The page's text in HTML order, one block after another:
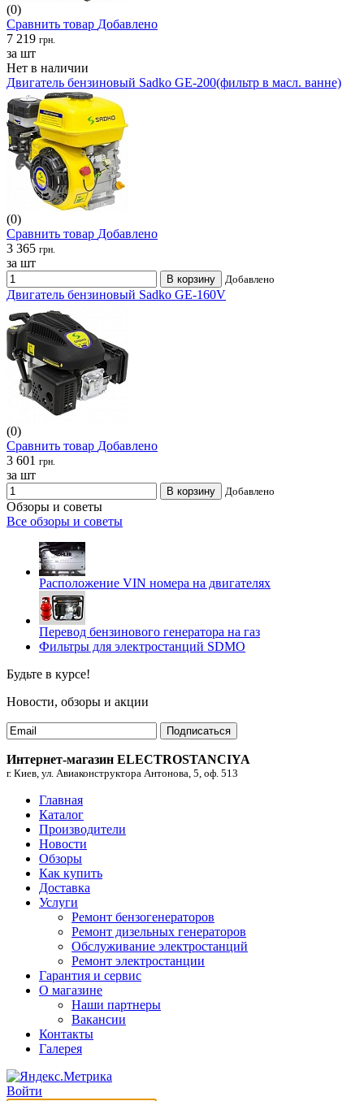
(0)
Сравнить товар Добавлено
7 219 грн.
за шт
Нет в наличии
Двигатель бензиновый Sadko GE-200(фильтр в масл. ванне)
(0)
Сравнить товар Добавлено
3 365 грн.
за шт
В корзину Добавлено
Двигатель бензиновый Sadko GE-160V
(0)
Сравнить товар Добавлено
3 601 грн.
за шт
В корзину Добавлено
Обзоры и советы
Все обзоры и советы
Расположение VIN номера на двигателях
Перевод бензинового генератора на газ
Фильтры для электростанций SDMO
Будьте в курсе!
Новости, обзоры и акции
Подписаться
Интернет-магазин ELECTROSTANCIYA
г. Киев, ул. Авиаконструктора Антонова, 5, оф. 513
Главная
Каталог
Производители
Новости
Обзоры
Как купить
Доставка
Услуги
Ремонт бензогенераторов
Ремонт дизельных генераторов
Обслуживание электростанций
Ремонт электростанции
Гарантия и сервис
О магазине
Наши партнеры
Вакансии
Контакты
Галерея
Войти